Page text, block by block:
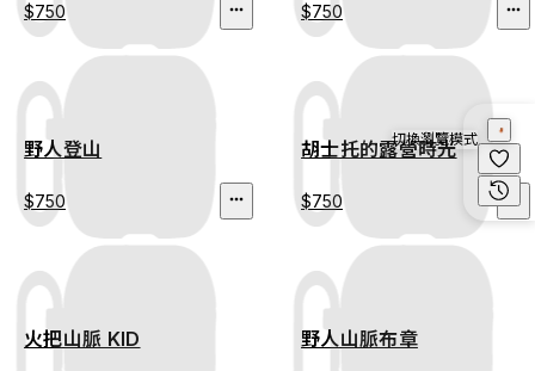
$750 $750
野人登山
$750
胡士托的露營時光
$750
火把山脈 KID 野人山脈布章
切換瀏覽模式